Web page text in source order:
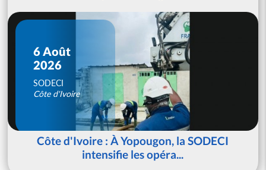
6 Août
2026
SODECI
Côte d'Ivoire
Côte d'Ivoire : À Yopougon, la SODECI
intensifie les opéra...